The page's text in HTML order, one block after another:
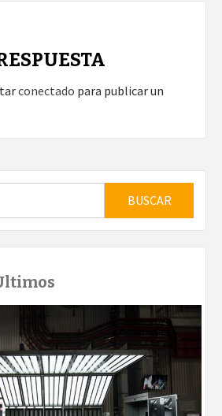
conectado para publicar un